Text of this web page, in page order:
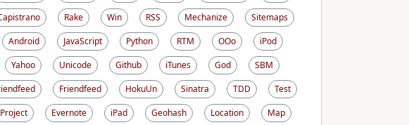
Rake Win RSS Mechanize
Sitemaps
Android
JavaScript Python RTM OOo
iPod
Yahoo
Unicode Github iTunes God
SBM
Friendfeed HokuUn Sinatra TDD
Test
Project
Evernote iPad Geohash Location
Map